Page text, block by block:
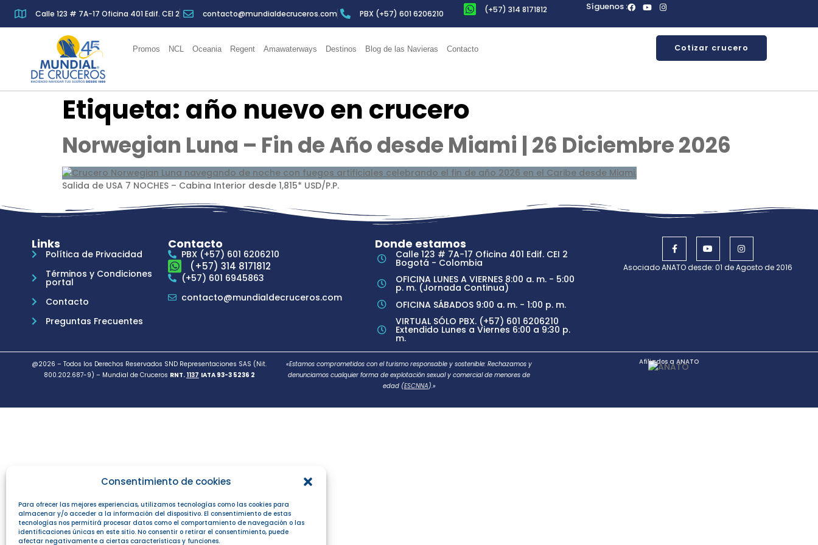
Consentimiento de cookies
Para ofrecer las mejores experiencias, utilizamos tecnologías como las cookies para
almacenar y/o acceder a la información del dispositivo. El consentimiento de estas
tecnologías nos permitirá procesar datos como el comportamiento de navegación o las
identificaciones únicas en este sitio. No consentir o retirar el consentimiento, puede
afectar negativamente a ciertas características y funciones.
Calle 123 # 7A-17 Oficina 401 Edif. CEI 2 contacto@mundialdecruceros.com PBX (+57) 601 6206210 (+57) 314 8171812 Síguenos :
Promos NCL Oceania Regent Amawaterways Destinos Blog de las Navieras Contacto Cotizar crucero
Etiqueta: año nuevo en crucero
Norwegian Luna – Fin de Año desde Miami | 26 Diciembre 2026
Salida de USA 7 NOCHES – Cabina Interior desde 1,815* USD/P.P.
Links
Política de Privacidad
Términos y Condiciones
portal
Contacto
Preguntas Frecuentes
Contacto
PBX (+57) 601 6206210
(+57) 314 8171812
(+57) 601 6945863
contacto@mundialdecruceros.com
Donde estamos
Calle 123 # 7A-17 Oficina 401 Edif. CEI 2
Bogotá - Colombia
OFICINA LUNES A VIERNES 8:00 a. m. - 5:00
p. m. (Jornada Continua)
OFICINA SÁBADOS 9:00 a. m. - 1:00 p. m.
VIRTUAL SÓLO PBX. (+57) 601 6206210
Extendido Lunes a Viernes 6:00 a 9:30 p.
m.
Asociado ANATO desde: 01 de Agosto de 2016
@2026 – Todos los Derechos Reservados SND Representaciones SAS (Nit.
800.202.687-9) – Mundial de Cruceros RNT. 1137 IATA 93-3 5236 2
«Estamos comprometidos con el turismo responsable y sostenible: Rechazamos y
denunciamos cualquier forma de explotación sexual y comercial de menores de
edad (ESCNNA).»
Afiliados a ANATO